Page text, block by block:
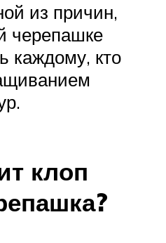
из причин,
черепашке
каждому, кто
клоп